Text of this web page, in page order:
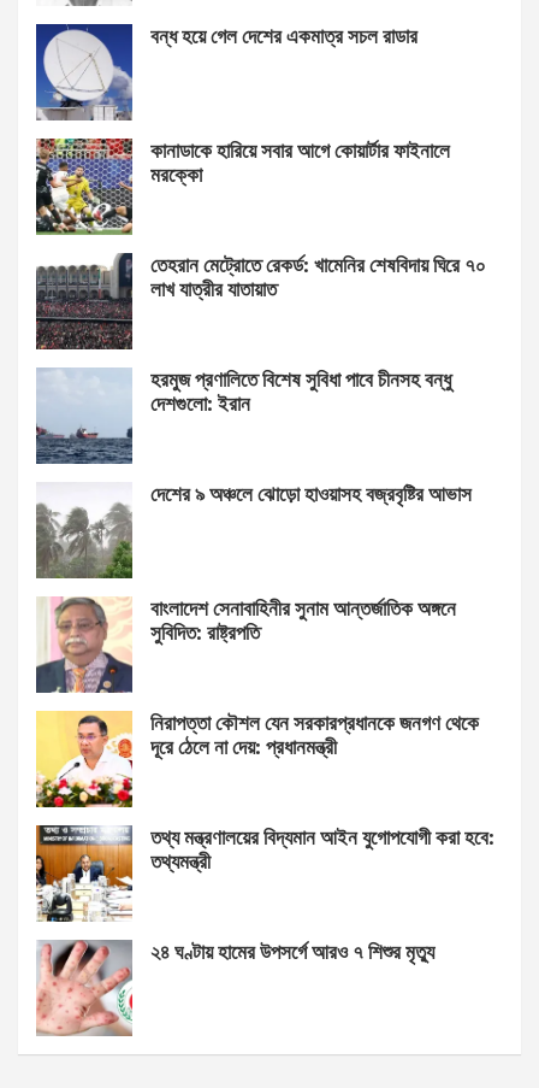
বন্ধ হয়ে গেল দেশের একমাত্র সচল রাডার
কানাডাকে হারিয়ে সবার আগে কোয়ার্টার ফাইনালে
মরক্কো
তেহরান মেট্রোতে রেকর্ড: খামেনির শেষবিদায় ঘিরে ৭০
লাখ যাত্রীর যাতায়াত
হরমুজ প্রণালিতে বিশেষ সুবিধা পাবে চীনসহ বন্ধু
দেশগুলো: ইরান
দেশের ৯ অঞ্চলে ঝোড়ো হাওয়াসহ বজ্রবৃষ্টির আভাস
বাংলাদেশ সেনাবাহিনীর সুনাম আন্তর্জাতিক অঙ্গনে
সুবিদিত: রাষ্ট্রপতি
নিরাপত্তা কৌশল যেন সরকারপ্রধানকে জনগণ থেকে
দূরে ঠেলে না দেয়: প্রধানমন্ত্রী
তথ্য মন্ত্রণালয়ের বিদ্যমান আইন যুগোপযোগী করা হবে:
তথ্যমন্ত্রী
২৪ ঘণ্টায় হামের উপসর্গে আরও ৭ শিশুর মৃত্যু